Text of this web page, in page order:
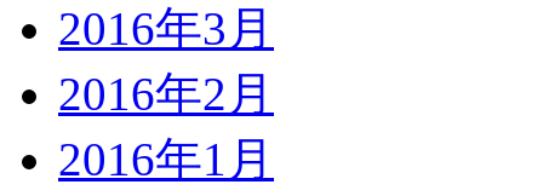
2016年3月
2016年2月
2016年1月